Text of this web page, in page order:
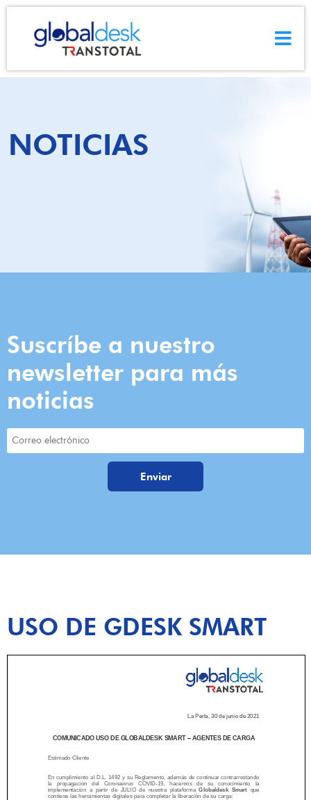
USO DE GDESK SMART
NOTICIAS
Suscríbe a nuestro
newsletter para más
noticias
USO DE GDESK SMART